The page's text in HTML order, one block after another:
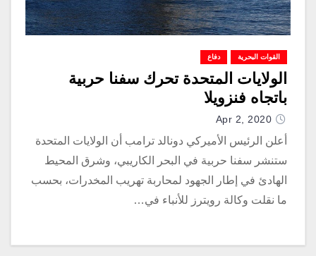
القوات البحرية دفاع
الولايات المتحدة تحرك سفنا حربية
باتجاه فنزويلا
Apr 2, 2020
أعلن الرئيس الأميركي دونالد ترامب أن الولايات المتحدة
ستنشر سفنا حربية في البحر الكاريبي، وشرق المحيط
الهادئ في إطار الجهود لمحاربة تهريب المخدرات، بحسب
ما نقلت وكالة رويترز للأنباء في…